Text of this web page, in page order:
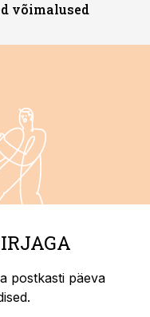
võimalused
postkasti päeva